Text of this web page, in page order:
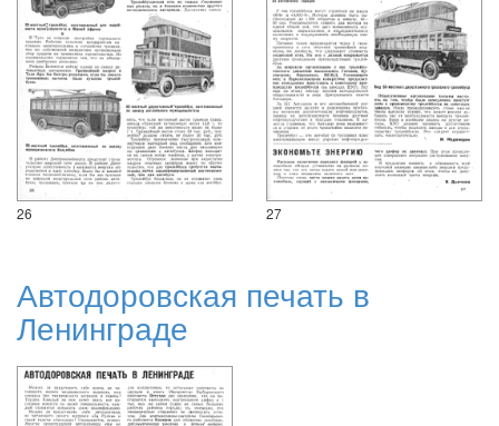
26 27
Автодоровская печать в
Ленинграде